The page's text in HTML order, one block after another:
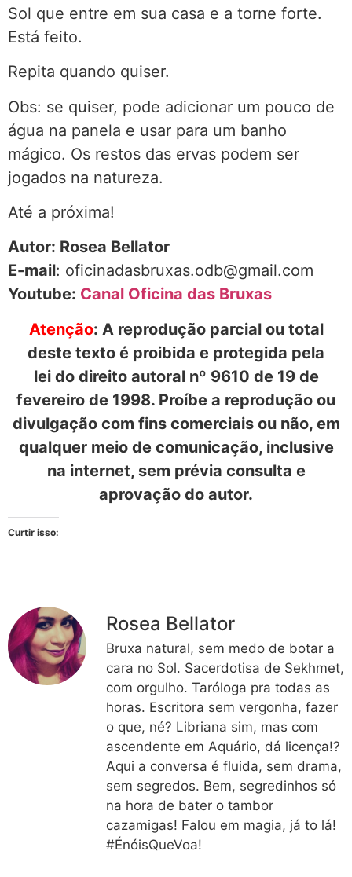
Sol que entre em sua casa e a torne forte.
Está feito.
Repita quando quiser.
Obs: se quiser, pode adicionar um pouco de
água na panela e usar para um banho
mágico. Os restos das ervas podem ser
jogados na natureza.
Até a próxima!
Autor: Rosea Bellator
E-mail: oficinadasbruxas.odb@gmail.com
Youtube: Canal Oficina das Bruxas
Atenção: A reprodução parcial ou total
deste texto é proibida e protegida pela
lei do direito autoral nº 9610 de 19 de
fevereiro de 1998. Proíbe a reprodução ou
divulgação com fins comerciais ou não, em
qualquer meio de comunicação, inclusive
na internet, sem prévia consulta e
aprovação do autor.
Curtir isso:
Rosea Bellator
Bruxa natural, sem medo de botar a
cara no Sol. Sacerdotisa de Sekhmet,
com orgulho. Taróloga pra todas as
horas. Escritora sem vergonha, fazer
o que, né? Libriana sim, mas com
ascendente em Aquário, dá licença!?
Aqui a conversa é fluida, sem drama,
sem segredos. Bem, segredinhos só
na hora de bater o tambor
cazamigas! Falou em magia, já to lá!
#ÉnóisQueVoa!